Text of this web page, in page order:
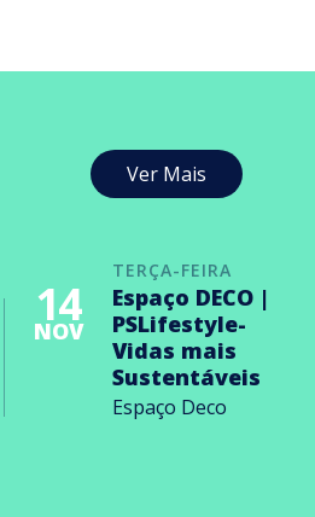
Ver Mais
TERÇA-FEIRA
14
NOV
Espaço DECO |
PSLifestyle-
Vidas mais
Sustentáveis
Espaço Deco